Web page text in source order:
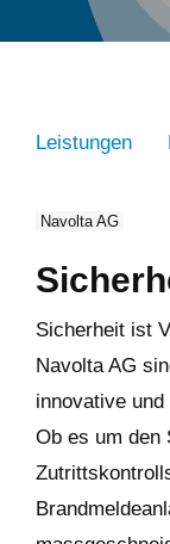
Leistungen
Navolta AG
Sicherheit ist
Navolta AG
innovative
Ob es um den